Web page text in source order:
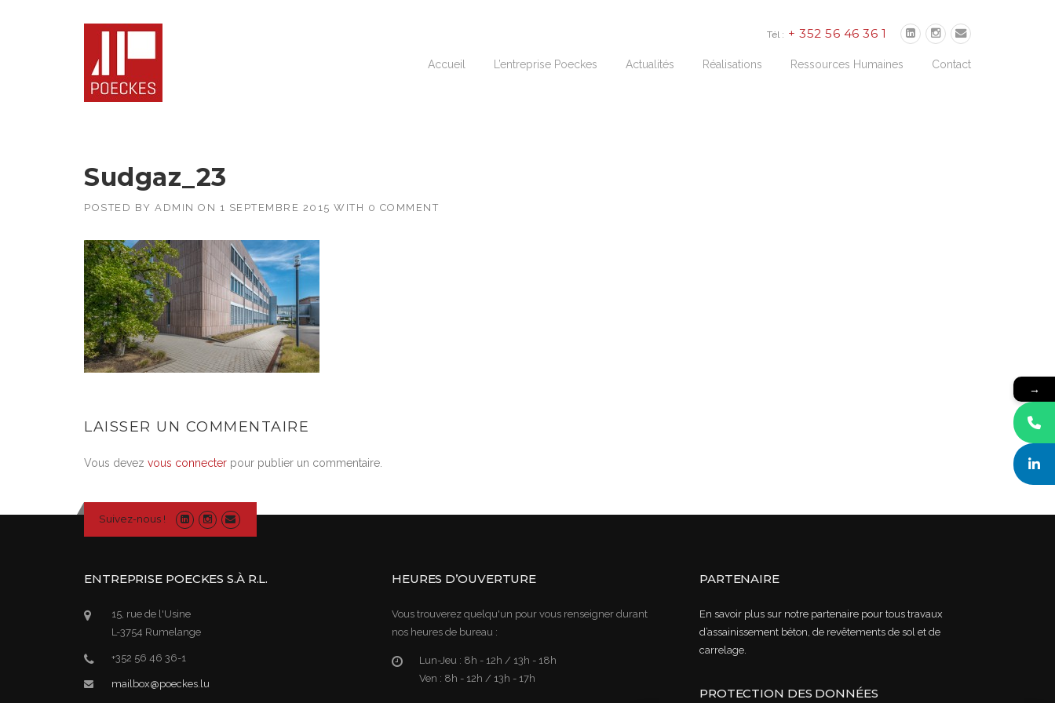
Tél : + 352 56 46 36 1
Accueil L’entreprise Poeckes Actualités Réalisations Ressources Humaines Contact
Sudgaz_23
POSTED BY ADMIN ON 1 SEPTEMBRE 2015 WITH 0 COMMENT
LAISSER UN COMMENTAIRE
Vous devez vous connecter pour publier un commentaire.
Suivez-nous !
ENTREPRISE POECKES S.À R.L.
15, rue de l'Usine
L-3754 Rumelange
+352 56 46 36-1
mailbox@poeckes.lu
HEURES D’OUVERTURE
Vous trouverez quelqu'un pour vous renseigner durant
nos heures de bureau :
Lun-Jeu : 8h - 12h / 13h - 18h
Ven : 8h - 12h / 13h - 17h
PARTENAIRE
En savoir plus sur notre partenaire pour tous travaux
d’assainissement béton, de revêtements de sol et de
carrelage.
PROTECTION DES DONNÉES
→